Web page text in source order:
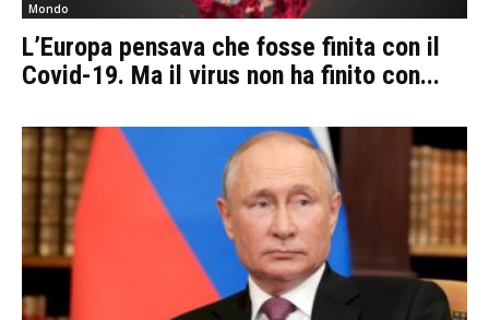
Mondo
L’Europa pensava che fosse finita con il
Covid-19. Ma il virus non ha finito con...